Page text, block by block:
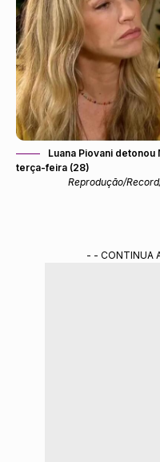
Luana Piovani
terça-feira (28)
Reprodução/
- - CONTINUA